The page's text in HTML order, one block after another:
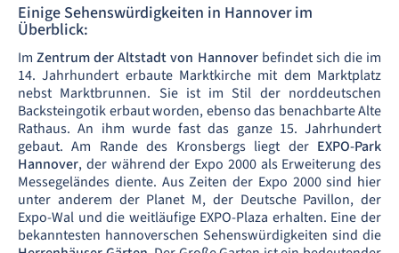
Einige Sehenswürdigkeiten in Hannover im
Überblick:
ImZentrum der Altstadt von Hannoverbefindet sich die im
14. Jahrhundert erbaute Marktkirche mit dem Marktplatz
nebst Marktbrunnen. Sie ist im Stil der norddeutschen
Backsteingotik erbaut worden, ebenso das benachbarte Alte
Rathaus. An ihm wurde fast das ganze 15. Jahrhundert
gebaut. Am Rande des Kronsbergs liegt der EXPO-Park
Hannover, der während der Expo 2000 als Erweiterung des
Messegeländes diente. Aus Zeiten der Expo 2000 sind hier
unter anderem der Planet M, der Deutsche Pavillon, der
Expo-Wal und die weitläufige EXPO-Plaza erhalten. Eine der
bekanntesten hannoverschen Sehenswürdigkeiten sind die